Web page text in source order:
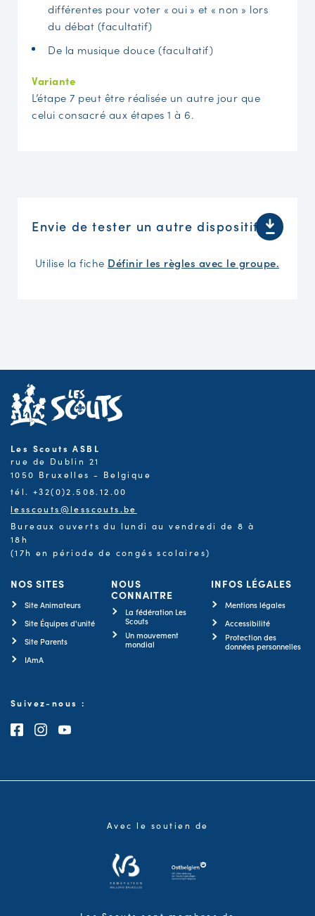
différentes pour voter « oui » et « non » lors
du débat (facultatif)
De la musique douce (facultatif)
Variante
L’étape 7 peut être réalisée un autre jour que
celui consacré aux étapes 1 à 6.
Envie de tester un autre dispositif ?
Utilise la fiche Définir les règles avec le groupe.
Les Scouts ASBL
rue de Dublin 21
1050 Bruxelles - Belgique
tél. +32(0)2.508.12.00
lesscouts@lesscouts.be
Bureaux ouverts du lundi au vendredi de 8 à
18h
(17h en période de congés scolaires)
NOS SITES
Site Animateurs
Site Équipes d'unité
Site Parents
IAmA
NOUS
CONNAITRE
La fédération Les
Scouts
Un mouvement
mondial
INFOS LÉGALES
Mentions légales
Accessibilité
Protection des
données personnelles
Suivez-nous :
Consultez notre page Facebook
Consultez notre page Instagram
Consultez notre chaîne Youtube
Avec le soutien de